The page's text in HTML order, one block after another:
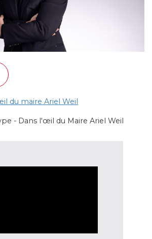
du maire Ariel Weil
- Dans l'œil du Maire Ariel Weil